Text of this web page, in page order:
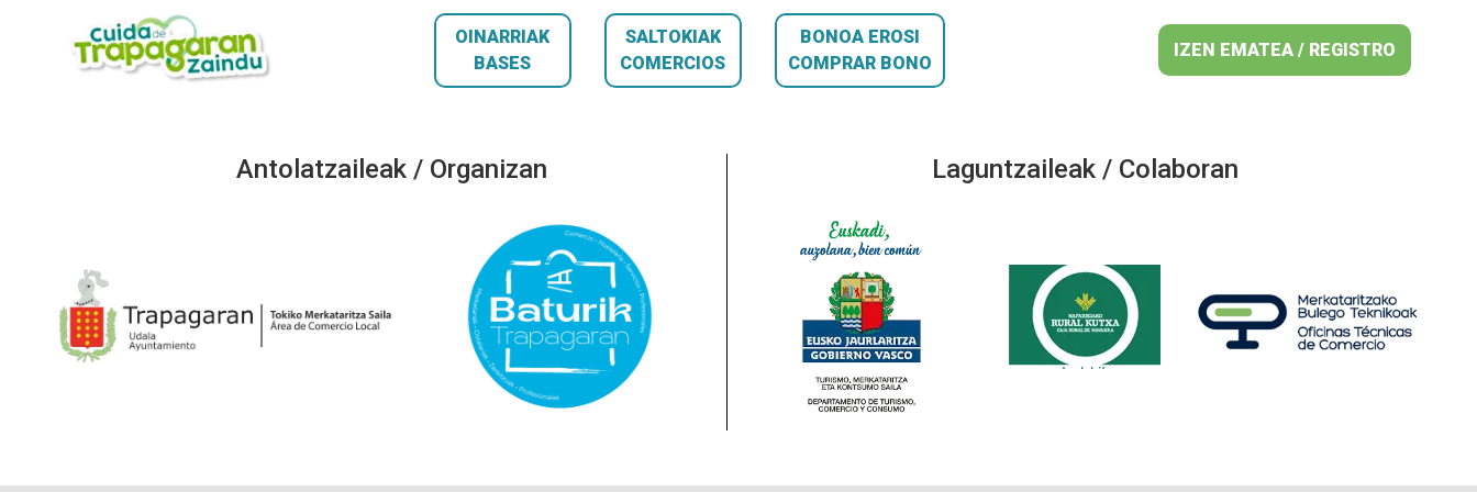
OINARRIAK
BASES
SALTOKIAK
COMERCIOS
BONOA EROSI
COMPRAR BONO
IZEN EMATEA / REGISTRO
Antolatzaileak / Organizan Laguntzaileak / Colaboran